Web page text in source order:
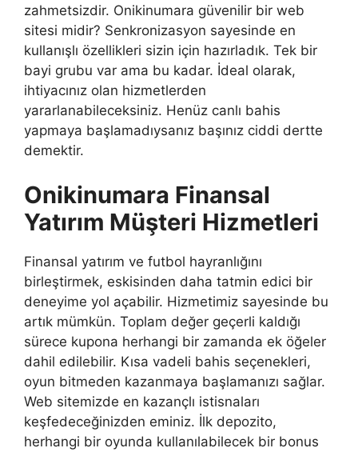
zahmetsizdir. Onikinumara güvenilir bir web
sitesi midir? Senkronizasyon sayesinde en
kullanışlı özellikleri sizin için hazırladık. Tek bir
bayi grubu var ama bu kadar. İdeal olarak,
ihtiyacınız olan hizmetlerden
yararlanabileceksiniz. Henüz canlı bahis
yapmaya başlamadıysanız başınız ciddi dertte
demektir.
Onikinumara Finansal
Yatırım Müşteri Hizmetleri
Finansal yatırım ve futbol hayranlığını
birleştirmek, eskisinden daha tatmin edici bir
deneyime yol açabilir. Hizmetimiz sayesinde bu
artık mümkün. Toplam değer geçerli kaldığı
sürece kupona herhangi bir zamanda ek öğeler
dahil edilebilir. Kısa vadeli bahis seçenekleri,
oyun bitmeden kazanmaya başlamanızı sağlar.
Web sitemizde en kazançlı istisnaları
keşfedeceğinizden eminiz. İlk depozito,
herhangi bir oyunda kullanılabilecek bir bonus